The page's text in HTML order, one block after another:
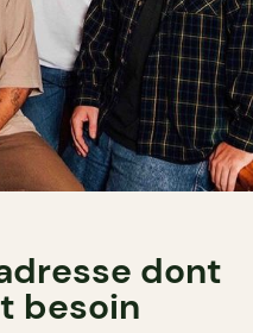
dont
besoin